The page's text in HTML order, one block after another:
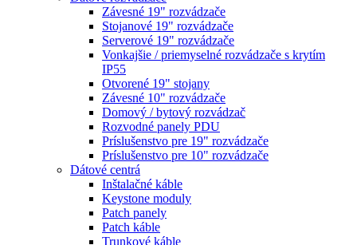
Závesné 19" rozvádzače
Stojanové 19" rozvádzače
Serverové 19" rozvádzače
Vonkajšie / priemyselné rozvádzače s krytím
IP55
Otvorené 19" stojany
Závesné 10" rozvádzače
Domový / bytový rozvádzač
Rozvodné panely PDU
Príslušenstvo pre 19" rozvádzače
Príslušenstvo pre 10" rozvádzače
Dátové centrá
Inštalačné káble
Keystone moduly
Patch panely
Patch káble
Trunkové káble